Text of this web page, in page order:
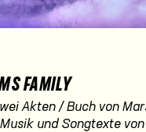
FAMILY
Akten / Buch von
und Songtexte